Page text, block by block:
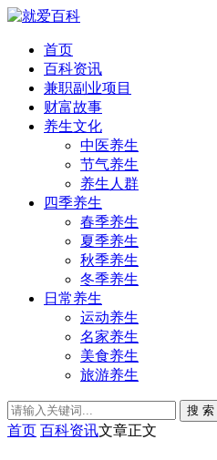
首页
百科资讯
兼职副业项目
财富故事
养生文化
中医养生
节气养生
养生人群
四季养生
春季养生
夏季养生
秋季养生
冬季养生
日常养生
运动养生
名家养生
美食养生
旅游养生
搜 索
首页 百科资讯文章正文